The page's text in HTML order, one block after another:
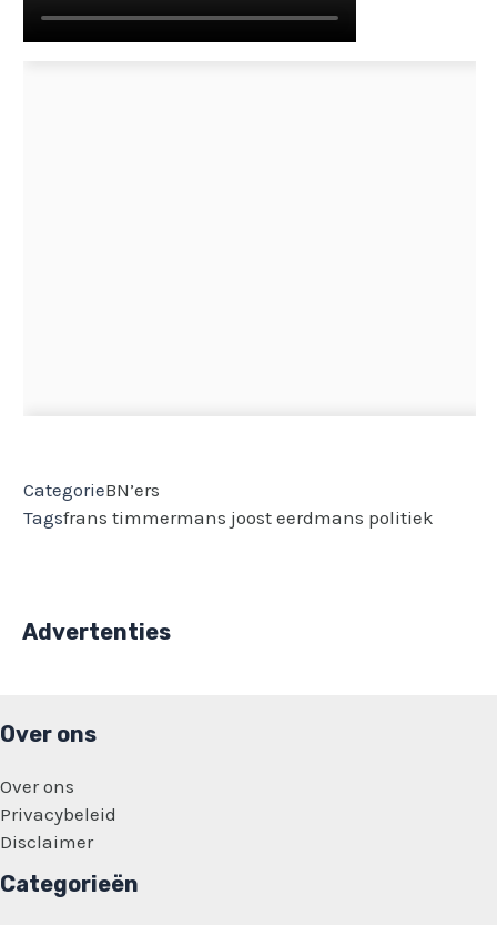
CategorieBN’ers
Tagsfrans timmermans joost eerdmans politiek
Advertenties
Over ons
Over ons
Privacybeleid
Disclaimer
Categorieën